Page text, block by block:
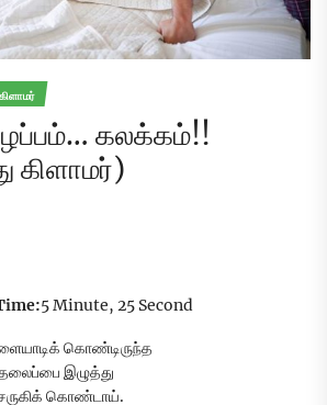
கலக்கம்!!
கிளாமர்)
5 Minute, 25 Second
கொண்டிருந்த
இழுத்து
கொண்டாய்.